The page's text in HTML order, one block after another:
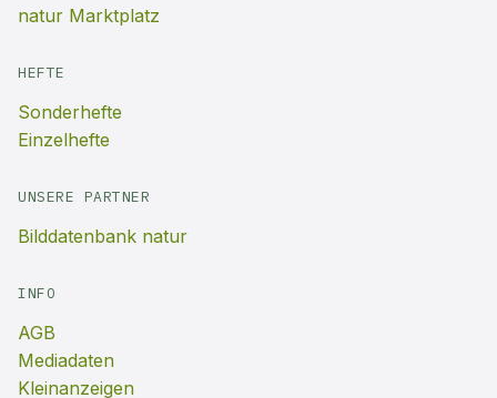
natur Marktplatz
HEFTE
Sonderhefte
Einzelhefte
UNSERE PARTNER
Bilddatenbank natur
INFO
AGB
Mediadaten
Kleinanzeigen